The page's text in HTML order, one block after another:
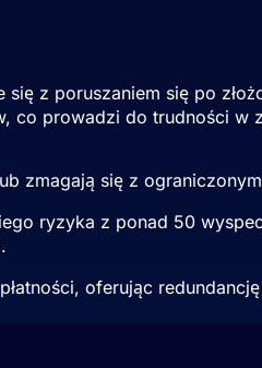
z poruszaniem się po
co prowadzi do trudności
zmagają się z
ryzyka z ponad 50
oferując